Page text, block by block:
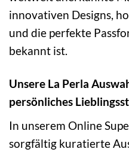
innovativen Designs,
und die perfekte
bekannt ist.
Unsere La Perla
persönliches
In unserem Online
sorgfältig kuratierte